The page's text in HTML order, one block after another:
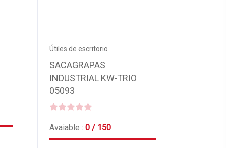
Útiles de escritorio
SACAGRAPAS
INDUSTRIAL KW-TRIO
05093
out
Avaiable : 0 / 150